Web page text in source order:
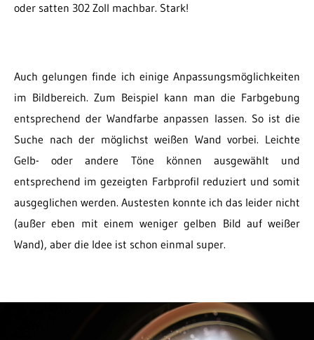
oder satten 302 Zoll machbar. Stark!
Auch gelungen finde ich einige Anpassungsmöglichkeiten
im Bildbereich. Zum Beispiel kann man die Farbgebung
entsprechend der Wandfarbe anpassen lassen. So ist die
Suche nach der möglichst weißen Wand vorbei. Leichte
Gelb- oder andere Töne können ausgewählt und
entsprechend im gezeigten Farbprofil reduziert und somit
ausgeglichen werden. Austesten konnte ich das leider nicht
(außer eben mit einem weniger gelben Bild auf weißer
Wand), aber die Idee ist schon einmal super.